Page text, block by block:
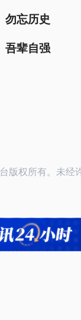
勿忘历史
吾辈自强
版权所有。未经